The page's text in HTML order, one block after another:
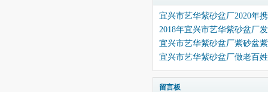
宜兴市艺华紫砂盆厂2020年
2018年宜兴市艺华紫砂盆厂
宜兴市艺华紫砂盆厂紫砂盆
宜兴市艺华紫砂盆厂做老百
留言板